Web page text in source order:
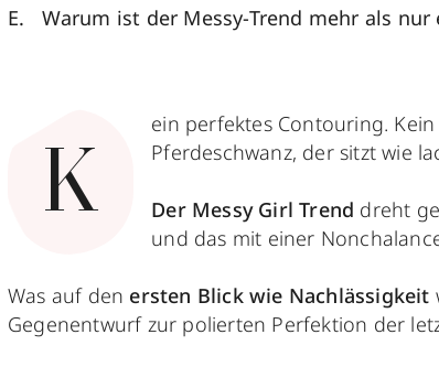
Warum ist der Messy-Trend mehr als
K
ein perfektes Contouring.
Pferdeschwanz, der sitzt wie
Der Messy Girl Trend dreht
und das mit einer
Was auf den ersten Blick wie Nachlässigkeit
Gegenentwurf zur polierten Perfektion der